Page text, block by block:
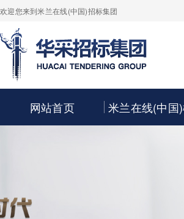
欢迎您来到米兰在线(中国)招标集团
网站首页 米兰在线(中国